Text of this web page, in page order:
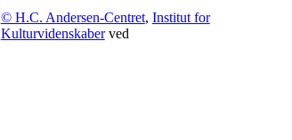
© H.C. Andersen-Centret, Institut for
Kulturvidenskaberved